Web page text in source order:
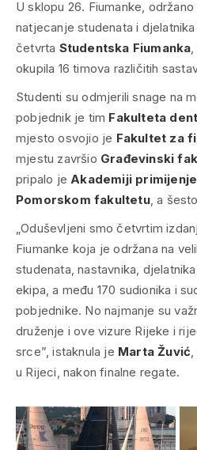
U sklopu 26. Fiumanke,
natjecanje studenata i
četvrta Studentska Fiumanka
okupila 16 timova različitih
Studenti su odmjerili snage na
pobjednik je tim Fakulteta
mjesto osvojio je Fakultet za
mjestu završio Građevinski
pripalo jeAkademiji
Pomorskom fakultetu, a šesto
„Oduševljeni smo četvrtim
Fiumanke koja je održana na
studenata, nastavnika,
ekipa, a među 170 sudionika i
pobjednike. No najmanje su
druženje i ove vizure Rijeke i
srce”, istaknula je Marta Žuvić
u Rijeci, nakon finalne regate.